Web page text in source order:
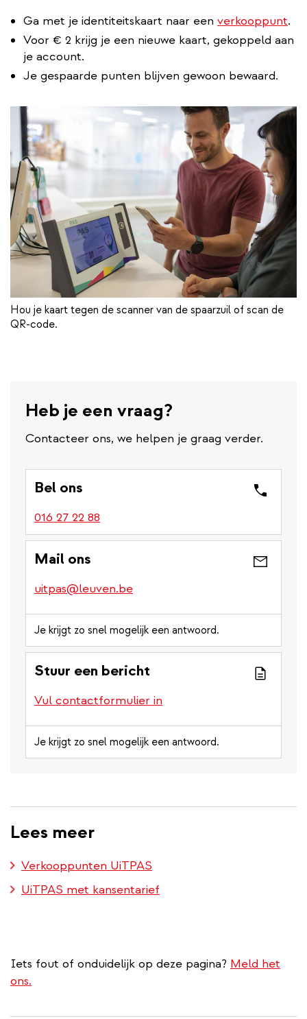
Ga met je identiteitskaart naar een verkooppunt.
Voor € 2 krijg je een nieuwe kaart, gekoppeld aan
je account.
Je gespaarde punten blijven gewoon bewaard.
Hou je kaart tegen de scanner van de spaarzuil of scan de
QR-code.
Heb je een vraag?
Contacteer ons, we helpen je graag verder.
Bel ons
016 27 22 88
Mail ons
uitpas@leuven.be
Je krijgt zo snel mogelijk een antwoord.
Stuur een bericht
Vul contactformulier in
Je krijgt zo snel mogelijk een antwoord.
Lees meer
Verkooppunten UiTPAS
UiTPAS met kansentarief
Iets fout of onduidelijk op deze pagina? Meld het
ons.